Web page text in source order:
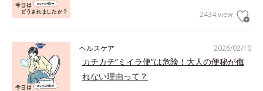
2434 view
2026/02/10
ヘルスケア
カチカチ“ミイラ便”は危険！大人の便秘が侮
れない理由って？